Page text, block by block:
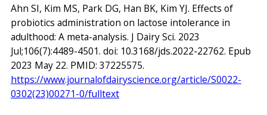
Ahn SI, Kim MS, Park DG, Han BK, Kim YJ. Effects of
probiotics administration on lactose intolerance in
adulthood: A meta-analysis. J Dairy Sci. 2023
Jul;106(7):4489-4501. doi: 10.3168/jds.2022-22762. Epub
2023 May 22. PMID: 37225575.
https://www.journalofdairyscience.org/article/S0022-
0302(23)00271-0/fulltext